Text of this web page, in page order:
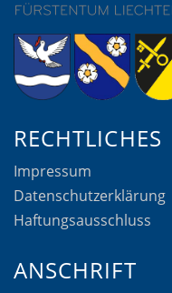
RECHTLICHES
Impressum
Datenschutzerklärung
Haftungsausschluss
ANSCHRIFT